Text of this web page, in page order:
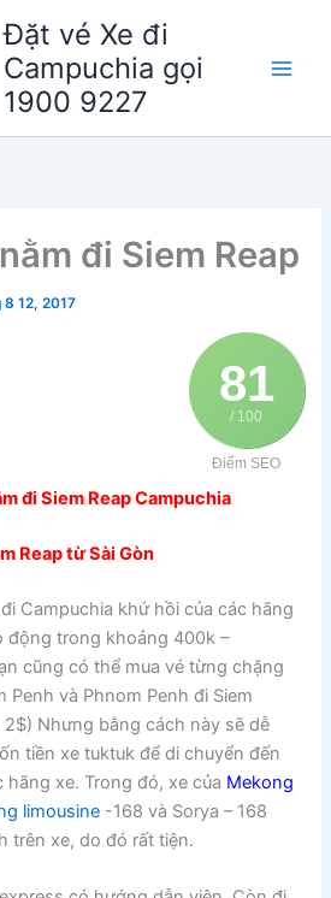
Đặt vé Xe đi
Campuchia gọi
1900 9227
đi Siem Reap
8 12, 2017
81
/ 100
Điểm SEO
đi Siem Reap Campuchia
Reap từ Sài Gòn
Campuchia khứ hồi của các hãng
động trong khoảng 400k –
cũng có thể mua vé từng chặng
Penh và Phnom Penh đi Siem
2$) Nhưng bằng cách này sẽ dễ
tiền xe tuktuk để di chuyển đến
hãng xe. Trong đó, xe của Mekong
limousine -168 và Sorya – 168
trên xe, do đó rất tiện.